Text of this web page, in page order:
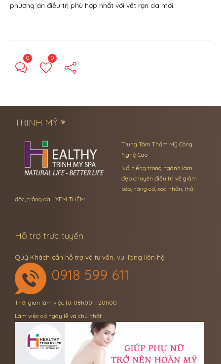
phương án điều trị phù hợp nhất với vết rạn da mới.
0 0
TRINH MỸ ®
Trung Tâm Thẩm Mỹ Công
Nghệ Cao
Nổi tiếng trong ngành làm
đẹp chuyên điều trị về giảm
béo, nâng cơ, xóa nhăn, thải
độc, trắng da …XEM THÊM
Hỗ trợ trực tuyến
Quý Khách cần hỗ trợ và tư vấn, vui lòng liên hệ:
0918 599 611
Thời gian làm việc từ: 08h00 – 20h00
Làm việc cả ngày lễ và chủ nhật